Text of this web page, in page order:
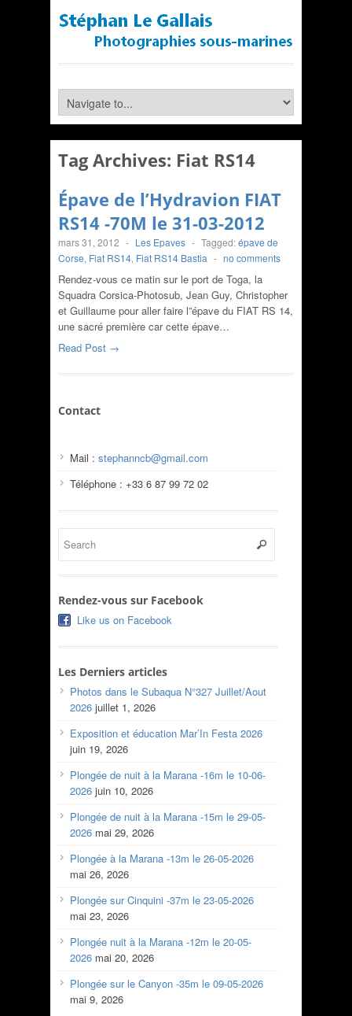
Tag Archives: Fiat RS14
Épave de l’Hydravion FIAT
RS14 -70M le 31-03-2012
mars 31, 2012 - Les Epaves - Tagged:épave de
Corse, Fiat RS14, Fiat RS14 Bastia - no comments
Rendez-vous ce matin sur le port de Toga, la
Squadra Corsica-Photosub, Jean Guy, Christopher
et Guillaume pour aller faire l”épave du FIAT RS 14,
une sacré première car cette épave…
Read Post →
Contact
Mail : stephanncb@gmail.com
Téléphone : +33 6 87 99 72 02
Rendez-vous sur Facebook
Like us on Facebook
Les Derniers articles
Photos dans le Subaqua N°327 Juillet/Aout
2026 juillet 1, 2026
Exposition et éducation Mar’In Festa 2026
juin 19, 2026
Plongée de nuit à la Marana -16m le 10-06-
2026 juin 10, 2026
Plongée de nuit à la Marana -15m le 29-05-
2026 mai 29, 2026
Plongée à la Marana -13m le 26-05-2026
mai 26, 2026
Plongée sur Cinquini -37m le 23-05-2026
mai 23, 2026
Plongée nuit à la Marana -12m le 20-05-
2026 mai 20, 2026
Plongée sur le Canyon -35m le 09-05-2026
mai 9, 2026